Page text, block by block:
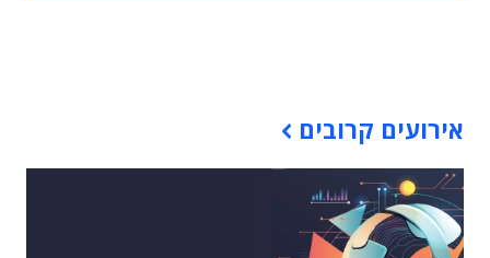
אירועים קרובים